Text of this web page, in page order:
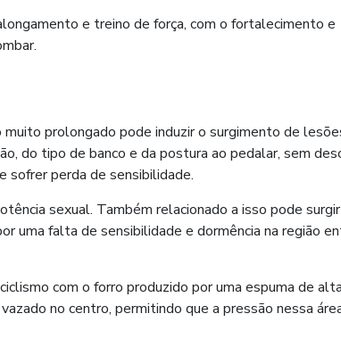
e treino de força, com o fortalecimento e
prolongado pode induzir o surgimento de
do tipo de banco e da postura ao pedalar, sem
sofrer perda de sensibilidade.
sexual. Também relacionado a isso pode
uma falta de sensibilidade e dormência na região
com o forro produzido por uma espuma de alta
no centro, permitindo que a pressão nessa